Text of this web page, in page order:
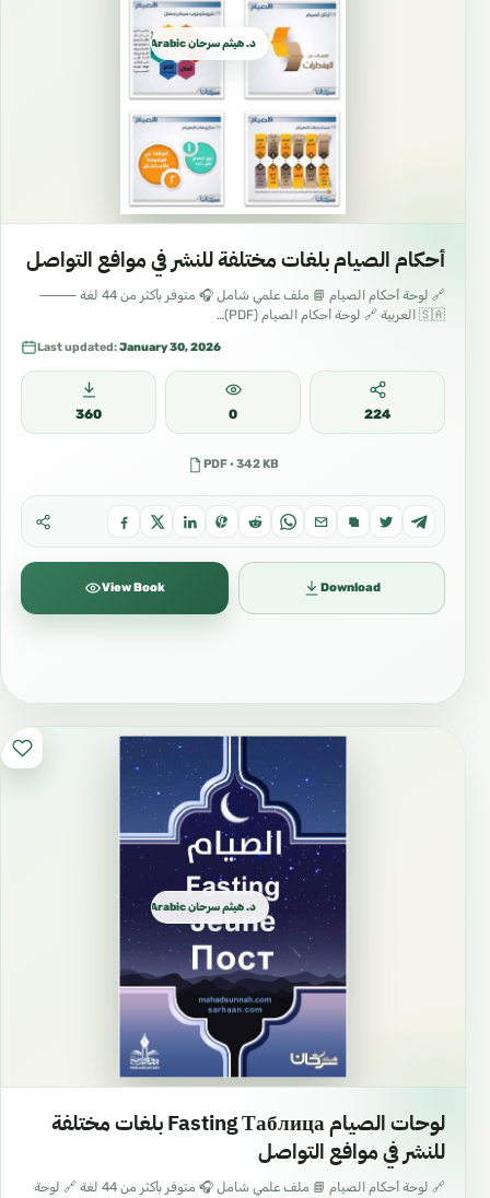
د. هيثم سرحان Arabic العربية
أحكام الصيام بلغات مختلفة للنشر في موافع التواصل
🔗 لوحة أحكام الصيام 📘 ملف علمي شامل 🎧 متوفر بأكثر من 44 لغة ⸻
🇸🇦 العربية 🔗 لوحة أحكام الصيام (PDF)…
Last updated:January 30, 2026
360 0 224
PDF · 342 KB
View Book Download
د. هيثم سرحان Arabic العربية
لوحات الصيام Fasting Таблица بلغات مختلفة
للنشر في موافع التواصل
🔗 لوحة أحكام الصيام 📘 ملف علمي شامل 🎧 متوفر بأكثر من 44 لغة 🔗 لوحة